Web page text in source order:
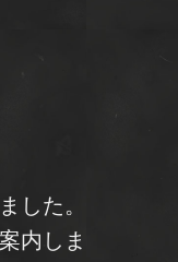
した。
内しま